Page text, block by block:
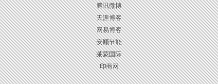
腾讯微博
天涯博客
网易博客
安顺节能
莱蒙国际
印商网